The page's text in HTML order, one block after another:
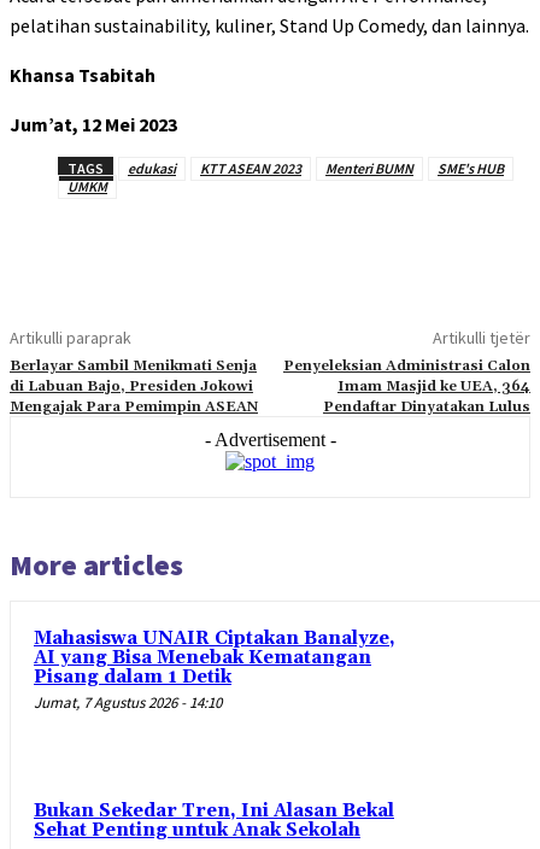
pelatihan sustainability, kuliner, Stand Up Comedy, dan lainnya.
Khansa Tsabitah
Jum’at, 12 Mei 2023
TAGS edukasi KTT ASEAN 2023 Menteri BUMN
SME's HUB
UMKM
Artikulli paraprak
Berlayar Sambil Menikmati Senja
di Labuan Bajo, Presiden Jokowi
Mengajak Para Pemimpin ASEAN
Artikulli tjetër
Penyeleksian Administrasi Calon
Imam Masjid ke UEA, 364
Pendaftar Dinyatakan Lulus
- Advertisement -
More articles
Mahasiswa UNAIR Ciptakan Banalyze,
AI yang Bisa Menebak Kematangan
Pisang dalam 1 Detik
Jumat, 7 Agustus 2026 - 14:10
Bukan Sekedar Tren, Ini Alasan Bekal
Sehat Penting untuk Anak Sekolah